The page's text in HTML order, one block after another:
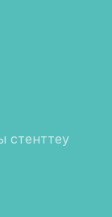
стенттеу